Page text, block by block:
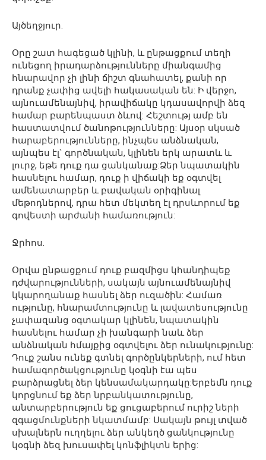
Այծեղջյուր.
Օրը շատ հագեցած կլինի, և ընթացքում տեղի
ունեցող իրադարձությունները միանգամից
հնարավոր չի լինի ճիշտ գնահատել, քանի որ
դրանք չափից ավելի հակասական են: Ի վերջո,
այնուամենայնիվ, իրավիճակը կդասավորվի ձեզ
համար բարենպաստ ձևով: Հեշտությ ամբ են
հաստատվում ծանոթությունները: Այսօր սկսած
հարաբերությունները, ինչպես անձնական,
այնպես էլ` գործնական, կլինեն երկ արատև և
լուրջ, եթե դուք դա ցանկանաք:Ձեր նպատակին
հասնելու համար, դուք ի վիճակի եք օգտվել
ամենատարբեր և բավական օրիգինալ
մեթոդներով, դրա հետ մեկտեղ էլ դրսևորում եք
գովեստի արժանի համառություն:
Ջրհոս.
Օրվա ընթացքում դուք բազմիցս կհանդիպեք
դժվարությունների, սակայն այնուամենայնիվ
կկարողանաք հասնել ձեր ուզածին: Համառ
ությունը, հնարամտությունը և լավատեսությունը
չափազանց օգտակար կլինեն, նպատակին
հասնելու համար չի խանգարի նաև ձեր
անձնական հմայքից օգտվելու ձեր ունակությունը:
Դուք շանս ունեք գտնել գործընկերների, ում հետ
համագործակցությունը կօգնի էա պես
բարձրացնել ձեր կենսամակարդակը:Երբեմն դուք
կորցնում եք ձեր նրբանկատությունը,
անտարբերություն եք ցուցաբերում ուրիշ ների
զգացմունքների նկատմամբ: Սակայն թույլ տված
սխալներն ուղղելու ձեր անկեղծ ցանկությունը
կօգնի ձեզ խուսափել կոնֆլիկտն երից: